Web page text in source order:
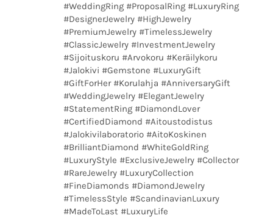
#WeddingRing #ProposalRing #LuxuryRing
#DesignerJewelry #HighJewelry
#PremiumJewelry #TimelessJewelry
#ClassicJewelry #InvestmentJewelry
#Sijoituskoru #Arvokoru #Keräilykoru
#Jalokivi #Gemstone #LuxuryGift
#GiftForHer #Korulahja #AnniversaryGift
#WeddingJewelry #ElegantJewelry
#StatementRing #DiamondLover
#CertifiedDiamond #Aitoustodistus
#Jalokivilaboratorio #AitoKoskinen
#BrilliantDiamond #WhiteGoldRing
#LuxuryStyle #ExclusiveJewelry #Collector
#RareJewelry #LuxuryCollection
#FineDiamonds #DiamondJewelry
#TimelessStyle #ScandinavianLuxury
#MadeToLast #LuxuryLife